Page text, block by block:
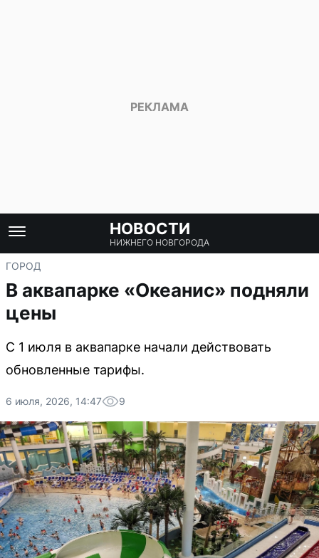
НОВОСТИ
НИЖНЕГО НОВГОРОДА
ГОРОД
В аквапарке «Океанис» подняли
цены
С 1 июля в аквапарке начали действовать
обновленные тарифы.
6 июля, 2026, 14:47 9